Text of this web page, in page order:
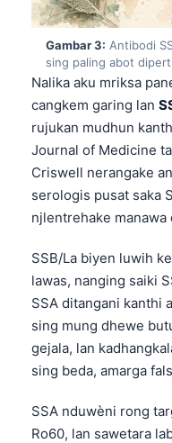
Gambar 3: Antibodi
sing paling abot
Nalika aku mriksa
cangkem garing lan
rujukan mudhun
Journal of Medicine
Criswell nerangake
serologis pusat saka
njlentrehake manawa
SSB/La biyen luwih
lawas, nanging saiki
SSA ditangani kanthi
sing mung dhewe
gejala, lan
sing beda, amarga
SSA nduwèni rong
Ro60, lan sawetara